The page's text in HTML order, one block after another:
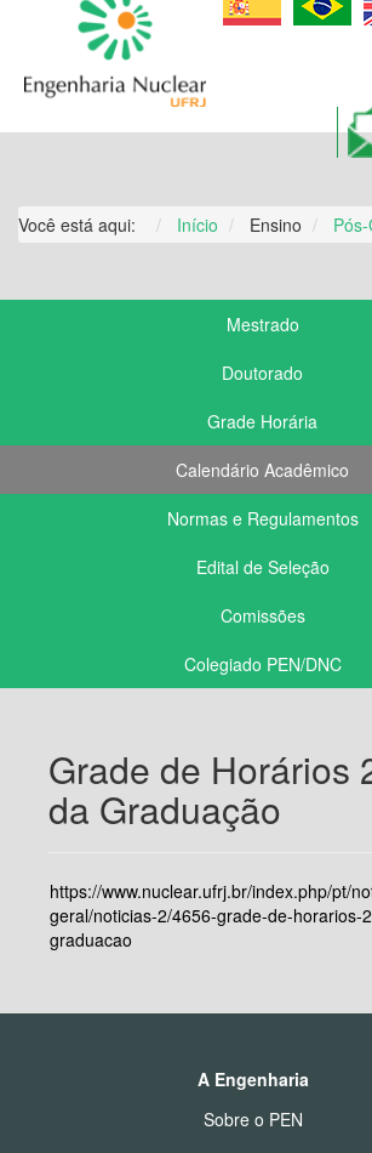
CONTEÚDO
Você está aqui: Início Ensino
Mestrado
Doutorado
Grade Horária
Calendário Acadêmico
Normas e Regulamentos
Edital de Seleção
Comissões
Colegiado PEN/DNC
Grade de Horários
da Graduação
https://www.nuclear.ufrj.br/index.php/pt/
geral/noticias-2/4656-grade-de-horarios-
graduacao
A Engenharia
Sobre o PEN